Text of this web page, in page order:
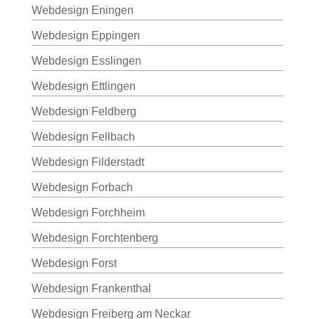
Webdesign Eningen
Webdesign Eppingen
Webdesign Esslingen
Webdesign Ettlingen
Webdesign Feldberg
Webdesign Fellbach
Webdesign Filderstadt
Webdesign Forbach
Webdesign Forchheim
Webdesign Forchtenberg
Webdesign Forst
Webdesign Frankenthal
Webdesign Freiberg am Neckar